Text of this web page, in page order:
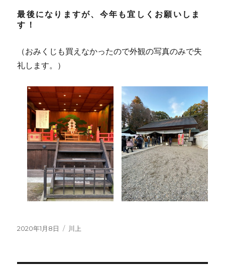
最後になりますが、今年も宜しくお願いしま
す！
（おみくじも買えなかったので外観の写真のみで失
礼します。）
投
2020年1月8日
カ
川上